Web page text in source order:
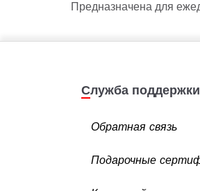
Предназначена для
Служба поддержки
Обратная связь
Подарочные